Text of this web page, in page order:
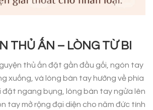
THỦ ẤN – LÒNG TỪ BI
thủ ấn đặt gần đầu gối, ngón tay
xuống, và lòng bàn tay hướng về phía
đặt ngang bụng, lòng bàn tay ngửa lên
tay mở rộng đại diện cho năm đức tính